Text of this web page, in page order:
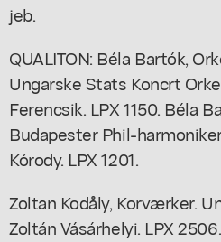
jeb.
QUALITON: Béla Bartók,
Ungarske Stats Koncrt
Ferencsik. LPX 1150. Béla
Budapester Phil-
Kórody. LPX 1201.
Zoltan Kodåly, Korværker.
Zoltán Vásárhelyi. LPX 2506.